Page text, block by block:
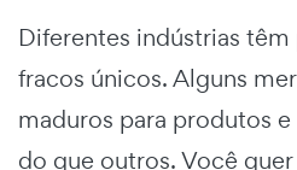
Diferentes indústrias
fracos únicos. Alguns
maduros para produtos
do que outros. Você